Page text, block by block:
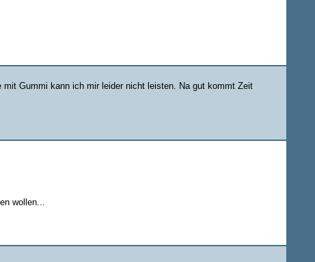
Gummi kann ich mir leider nicht leisten. Na gut kommt Zeit
wollen...